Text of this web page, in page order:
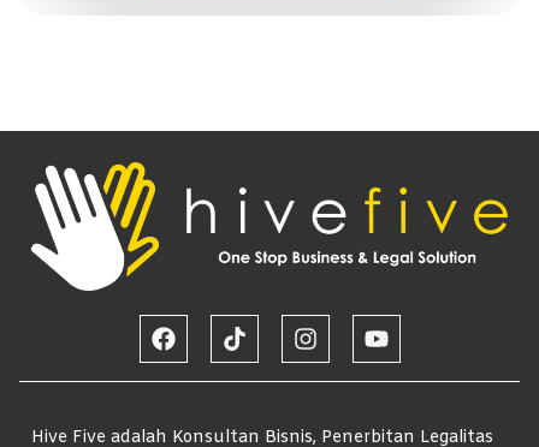
Hive Five adalah Konsultan Bisnis, Penerbitan Legalitas